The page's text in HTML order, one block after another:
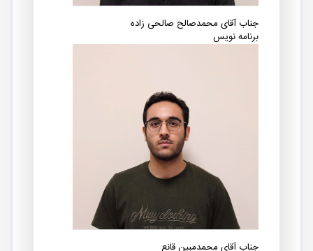
جناب آقای محمدصالح صالحی زاده
برنامه نویس
جناب آقای محمدمبین قانع